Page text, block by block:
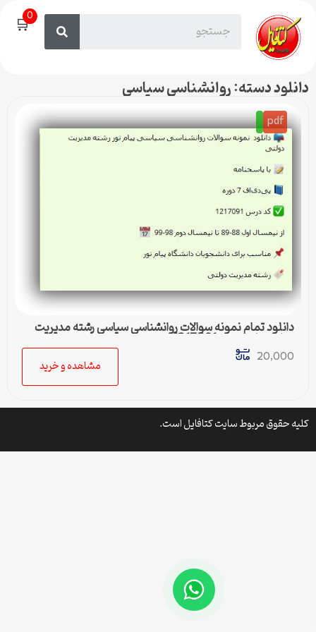
🛒0
دانلود دسته: روانشناسی سیاسی
pdf
دانلود تمام نمونه سوالات روانشناسی سیاسی رشته مدیریت
دولتی پیام نور کد 1217091
20,000
مشاهده و خرید
کلیه حقوق مربوط سایت کتافایل است.